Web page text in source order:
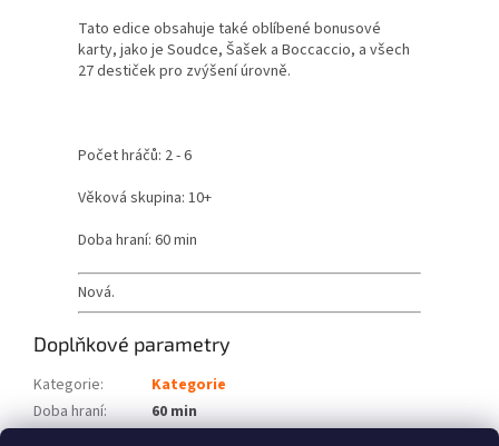
Tato edice obsahuje také oblíbené bonusové
karty, jako je Soudce, Šašek a Boccaccio, a všech
27 destiček pro zvýšení úrovně.
Počet hráčů: 2 - 6
Věková skupina: 10+
Doba hraní: 60 min
Nová.
Doplňkové parametry
Kategorie:
Kategorie
Doba hraní:
60 min